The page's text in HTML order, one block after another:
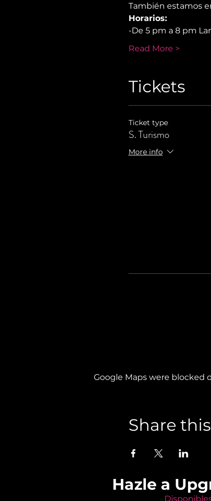
También estamos
Horarios:
-De 5 pm a 8 pm
Read More >
Tickets
Ticket type
S. Turismo
More info
Google Maps were blocked
Share
Hazle a